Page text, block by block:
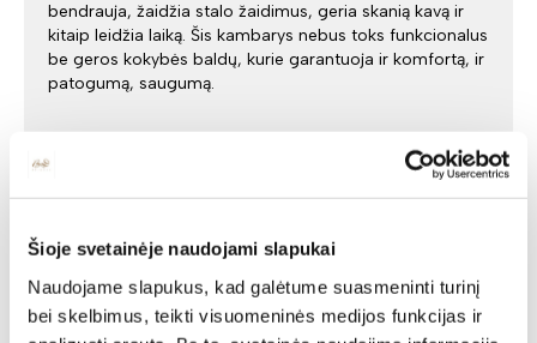
Šioje svetainėje naudojami slapukai
Naudojame slapukus, kad galėtume suasmeninti turinį
bei skelbimus, teikti visuomeninės medijos funkcijas ir
bendrauja, žaidžia stalo žaidimus, geria skanią kavą ir
kitaip leidžia laiką. Šis kambarys nebus toks funkcionalus
be geros kokybės baldų, kurie garantuoja ir komfortą, ir
patogumą, saugumą.